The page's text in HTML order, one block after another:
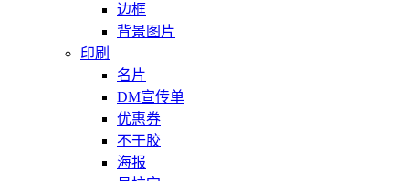
边框
背景图片
印刷
名片
DM宣传单
优惠券
不干胶
海报